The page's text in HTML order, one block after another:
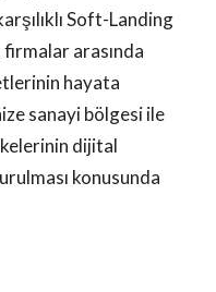
Soft-Landing
arasında
hayata
sanayi bölgesi ile
dijital
konusunda